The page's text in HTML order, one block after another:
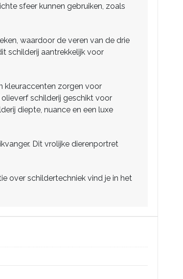
sfeer kunnen gebruiken, zoals
waardoor de veren van de drie
schilderij aantrekkelijk voor
kleuraccenten zorgen voor
schilderij geschikt voor
diepte, nuance en een luxe
Dit vrolijke dierenportret
over schildertechniek vind je in het